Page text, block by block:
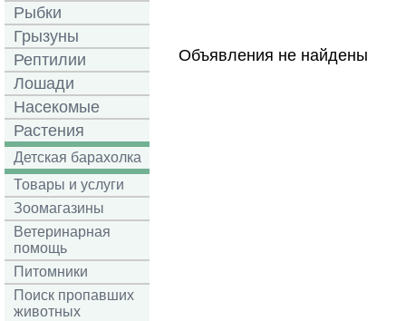
Рыбки
Грызуны
Рептилии
Лошади
Насекомые
Растения
Детская барахолка
Товары и услуги
Зоомагазины
Ветеринарная
помощь
Питомники
Поиск пропавших
животных
Объявления не найдены